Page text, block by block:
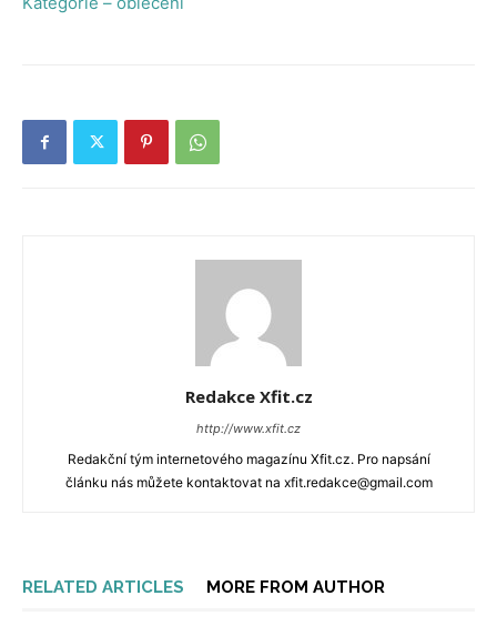
Redakce Xfit.cz
http://www.xfit.cz
Redakční tým internetového magazínu Xfit.cz. Pro napsání
článku nás můžete kontaktovat na xfit.redakce@gmail.com
RELATED ARTICLES MORE FROM AUTHOR